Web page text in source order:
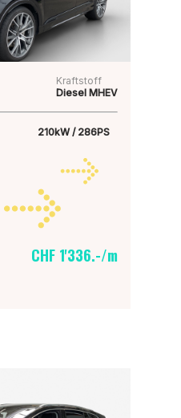
Kraftstoff
Diesel MHEV
210kW / 286PS
CHF 1'336.-/m